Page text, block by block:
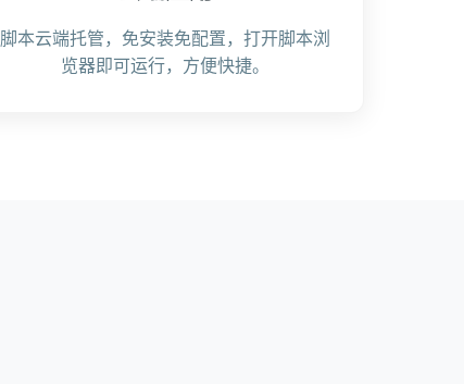
脚本云端托管，免安装免配置，打开脚本浏
览器即可运行，方便快捷。